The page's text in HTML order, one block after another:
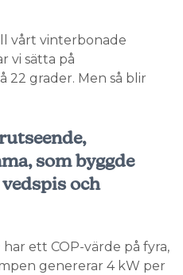
vårt vinterbonade
vi sätta på
grader. Men så blir
som byggde
och
har ett COP-värde på fyra,
genererar 4 kW per